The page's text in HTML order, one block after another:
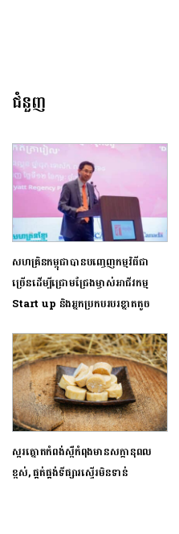
ជំនួញ
សហគ្រិនកម្ពុជាបានបញ្ចេញកម្មវិធីជា
ច្រើនដើម្បីជ្រោមជ្រែងម្ចាស់អាជីវកម្ម
Start up និងអ្នកប្រកបរបរខ្នាតតូច
ស្ករត្នោតកំពង់ស្ពឺកំពុងមានសក្ដានុពល
ខ្ពស់, ផ្គត់ផ្គង់ទីផ្សារស្ទើរមិនទាន់